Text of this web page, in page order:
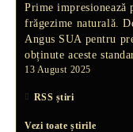
Prime impresionează
frăgezime naturală.
Angus SUA pentru
obținute aceste
13 August 2025
RSS știri
Vezi toate știrile